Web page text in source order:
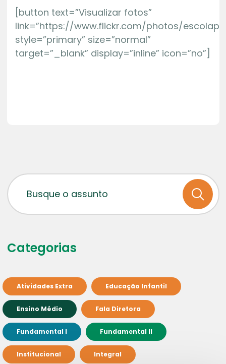
[button text=”Visualizar fotos”
link=”https://www.flickr.com/photos/
style=”primary” size=”normal”
target=”_blank” display=”inline” icon=”no”]
Categorias
Atividades Extra Educação Infantil
Ensino Médio Fala Diretora
Fundamental I Fundamental II
Institucional Integral